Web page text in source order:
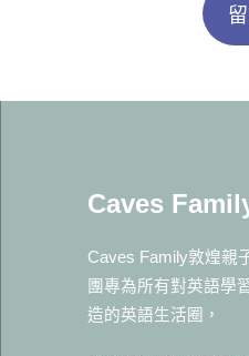
Caves
Caves Family敦煌親
團專為所有對英語學
造的英語生活圈，